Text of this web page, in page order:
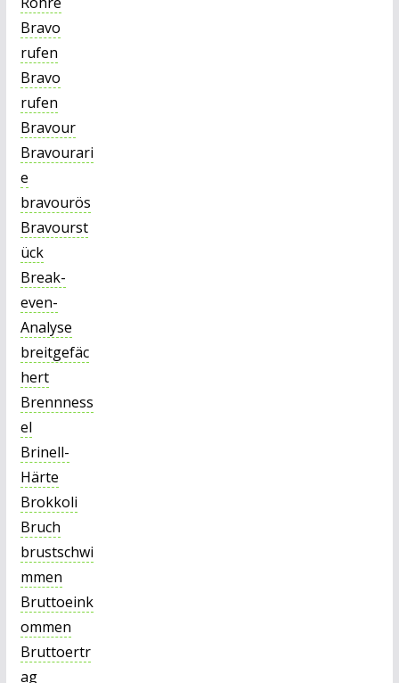
Bravo
rufen
Bravo
rufen
Bravour
Bravourari
e
bravourös
Bravourst
ück
Break-
even-
Analyse
breitgefäc
hert
Brennness
el
Brinell-
Härte
Brokkoli
Bruch
brustschwi
mmen
Bruttoeink
ommen
Bruttoertr
ag